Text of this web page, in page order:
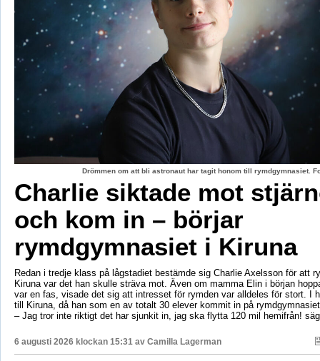
Drömmen om att bli astronaut har tagit honom till rymdgymnasiet.
Charlie siktade mot
och kom in – börjar
rymdgymnasiet i Kiruna
Redan i tredje klass på lågstadiet bestämde sig Charlie Axelsson för att
Kiruna var det han skulle sträva mot. Även om mamma Elin i början
var en fas, visade det sig att intresset för rymden var alldeles för stort. I
till Kiruna, då han som en av totalt 30 elever kommit in på
– Jag tror inte riktigt det har sjunkit in, jag ska flytta 120 mil hemifrån!
6 augusti 2026 klockan 15:31 av Camilla Lagerman